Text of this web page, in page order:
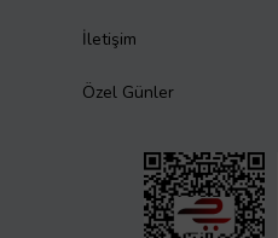
İletişim
Özel Günler